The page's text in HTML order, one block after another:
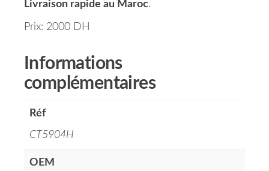
Livraison rapide au Maroc.
Prix: 2000 DH
Informations
complémentaires
Réf
CT5904H
OEM